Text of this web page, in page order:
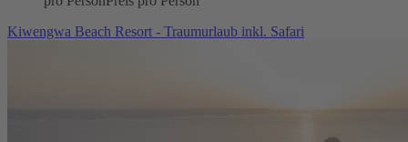
Kiwengwa Beach Resort - Traumurlaub inkl. Safari